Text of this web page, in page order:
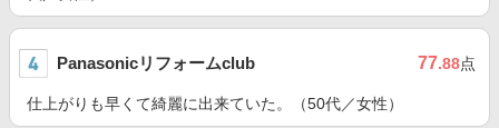
Panasonicリフォームclub 77.88点
仕上がりも早くて綺麗に出来ていた。（50代／女性）